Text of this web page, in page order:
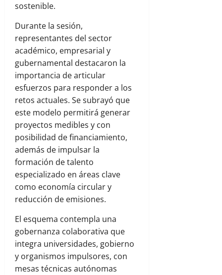
sostenible.
Durante la sesión,
representantes del sector
académico, empresarial y
gubernamental destacaron la
importancia de articular
esfuerzos para responder a los
retos actuales. Se subrayó que
este modelo permitirá generar
proyectos medibles y con
posibilidad de financiamiento,
además de impulsar la
formación de talento
especializado en áreas clave
como economía circular y
reducción de emisiones.
El esquema contempla una
gobernanza colaborativa que
integra universidades, gobierno
y organismos impulsores, con
mesas técnicas autónomas